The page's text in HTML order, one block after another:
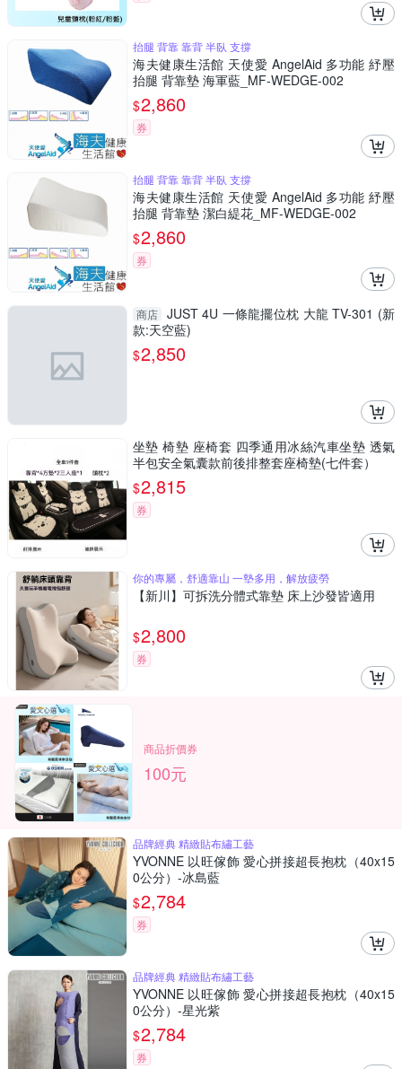
抬腿 背靠 靠背 半臥 支撐
海夫健康生活館 天使愛 AngelAid 多功能 紓壓
抬腿 背靠墊 海軍藍_MF-WEDGE-002
$2,860
券
抬腿 背靠 靠背 半臥 支撐
海夫健康生活館 天使愛 AngelAid 多功能 紓壓
抬腿 背靠墊 潔白緹花_MF-WEDGE-002
$2,860
券
商店 JUST 4U 一條龍擺位枕 大龍 TV-301 (新
款:天空藍)
$2,850
坐墊 椅墊 座椅套 四季通用冰絲汽車坐墊 透氣
半包安全氣囊款前後排整套座椅墊(七件套）
$2,815
券
你的專屬，舒適靠山 一墊多用，解放疲勞
【新川】可拆洗分體式靠墊 床上沙發皆適用
$2,800
券
商品折價券
100元
品牌經典 精緻貼布繡工藝
YVONNE 以旺傢飾 愛心拼接超長抱枕（40x15
0公分）-冰島藍
$2,784
券
品牌經典 精緻貼布繡工藝
YVONNE 以旺傢飾 愛心拼接超長抱枕（40x15
0公分）-星光紫
$2,784
券